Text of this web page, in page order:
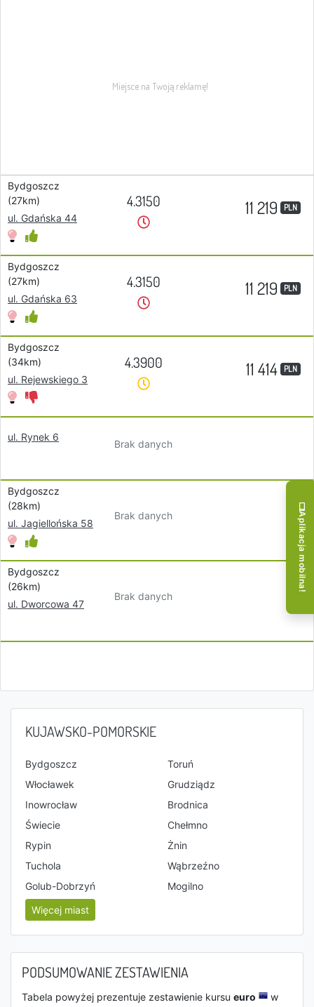
Bydgoszcz
(27km)
ul. Gdańska 44
4.3150 11 219 PLN
Bydgoszcz
(27km)
ul. Gdańska 63
4.3150 11 219 PLN
Bydgoszcz
(34km)
ul. Rejewskiego 3
4.3900 11 414 PLN
ul. Rynek 6
Brak danych
Bydgoszcz
(28km)
ul. Jagiellońska 58
Brak danych
Bydgoszcz
(26km)
ul. Dworcowa 47
Brak danych
KUJAWSKO-POMORSKIE
Bydgoszcz
Toruń
Włocławek
Grudziądz
Inowrocław
Brodnica
Świecie
Chełmno
Rypin
Żnin
Tuchola
Wąbrzeźno
Golub-Dobrzyń
Mogilno
Więcej miast
PODSUMOWANIE ZESTAWIENIA
Tabela powyżej prezentuje zestawienie kursu euro
w
Aplikacja mobilna!